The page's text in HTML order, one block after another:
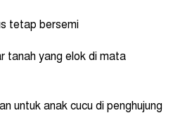
tetap bersemi
tanah yang elok di mata
untuk anak cucu di penghujung